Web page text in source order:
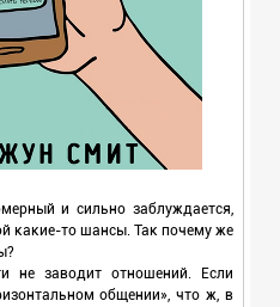
и сильно заблуждается,
какие-то шансы. Так почему же
не заводит отношений. Если
общении», что ж, в